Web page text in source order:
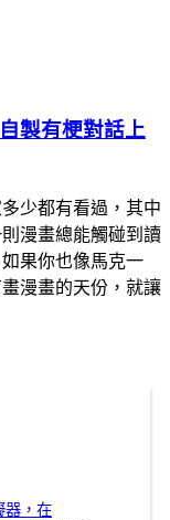
製有梗對話上
少都有看過，其中
漫畫總能觸碰到讀
果你也像馬克一
漫畫的天份，就讓
器，在